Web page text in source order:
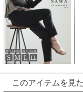
このアイテムを見